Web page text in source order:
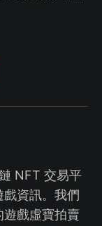
NFT 交易平
資訊。我們
戲虛寶拍賣